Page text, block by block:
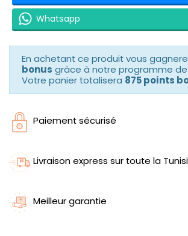
Whatsapp
En achetant ce produit vous
bonus grâce à notre programme
Votre panier totalisera 875 points
Paiement sécurisé
Livraison express sur toute la
Meilleur garantie